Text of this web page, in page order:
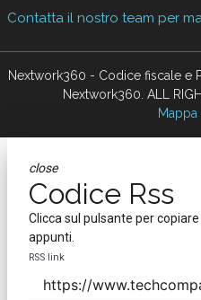
Contatta il nostro team per
Nextwork360 - Codice fiscale e
Nextwork360. ALL
close
Codice Rss
Clicca sul pulsante per copiare
appunti.
RSS link